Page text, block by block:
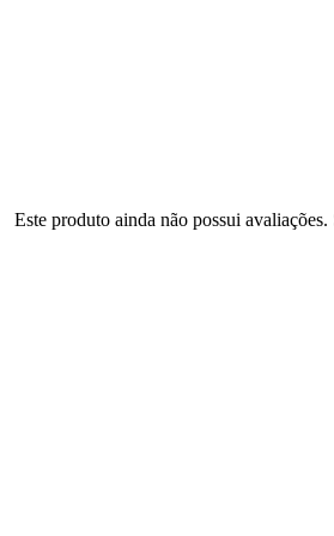
Este produto ainda não possui